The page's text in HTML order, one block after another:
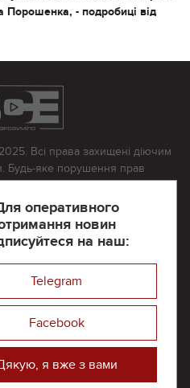
Порошенка, - подробиці від
оперативного
новин
на наш:
Telegram
Facebook
я вже з вами
Всі права захищені діючим
Будь-яке порушення прав
Будь-яке відтворення
письмово дозволу редакції.
усіх матеріалів, розміщених
містять посилання на інші
видання, несе редакційна
на сайті
та підтримується